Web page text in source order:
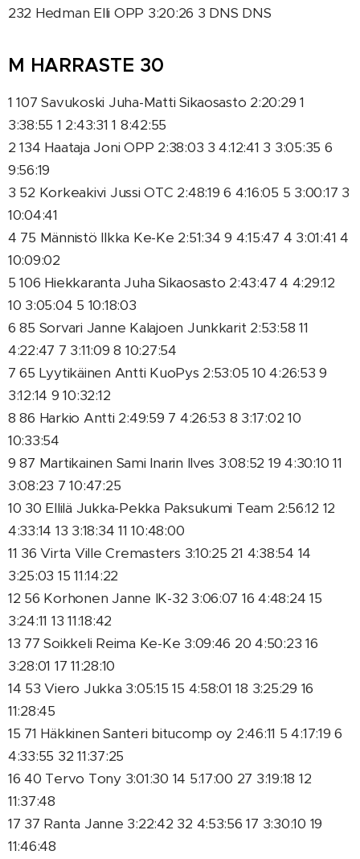
232 Hedman Elli OPP 3:20:26 3 DNS DNS
M HARRASTE 30
1 107 Savukoski Juha-Matti Sikaosasto 2:20:29 1
3:38:55 1 2:43:31 1 8:42:55
2 134 Haataja Joni OPP 2:38:03 3 4:12:41 3 3:05:35 6
9:56:19
3 52 Korkeakivi Jussi OTC 2:48:19 6 4:16:05 5 3:00:17 3
10:04:41
4 75 Männistö Ilkka Ke-Ke 2:51:34 9 4:15:47 4 3:01:41 4
10:09:02
5 106 Hiekkaranta Juha Sikaosasto 2:43:47 4 4:29:12
10 3:05:04 5 10:18:03
6 85 Sorvari Janne Kalajoen Junkkarit 2:53:58 11
4:22:47 7 3:11:09 8 10:27:54
7 65 Lyytikäinen Antti KuoPys 2:53:05 10 4:26:53 9
3:12:14 9 10:32:12
8 86 Harkio Antti 2:49:59 7 4:26:53 8 3:17:02 10
10:33:54
9 87 Martikainen Sami Inarin Ilves 3:08:52 19 4:30:10 11
3:08:23 7 10:47:25
10 30 Ellilä Jukka-Pekka Paksukumi Team 2:56:12 12
4:33:14 13 3:18:34 11 10:48:00
11 36 Virta Ville Cremasters 3:10:25 21 4:38:54 14
3:25:03 15 11:14:22
12 56 Korhonen Janne IK-32 3:06:07 16 4:48:24 15
3:24:11 13 11:18:42
13 77 Soikkeli Reima Ke-Ke 3:09:46 20 4:50:23 16
3:28:01 17 11:28:10
14 53 Viero Jukka 3:05:15 15 4:58:01 18 3:25:29 16
11:28:45
15 71 Häkkinen Santeri bitucomp oy 2:46:11 5 4:17:19 6
4:33:55 32 11:37:25
16 40 Tervo Tony 3:01:30 14 5:17:00 27 3:19:18 12
11:37:48
17 37 Ranta Janne 3:22:42 32 4:53:56 17 3:30:10 19
11:46:48